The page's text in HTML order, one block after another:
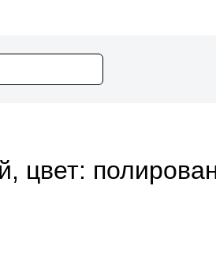
цвет: